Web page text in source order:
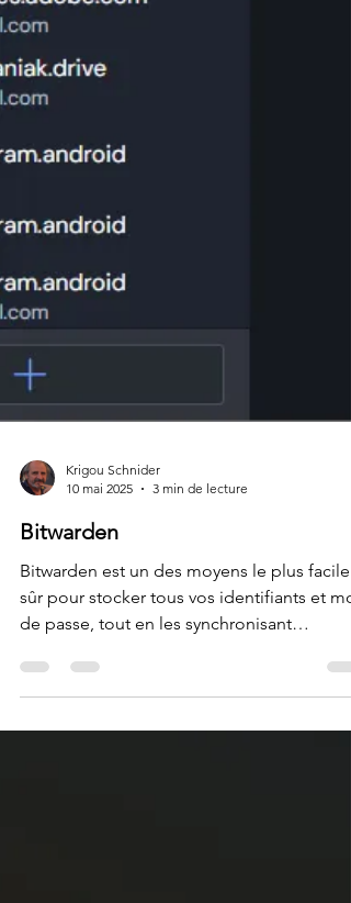
Krigou Schnider
10 mai 2025
Bitwarden
Bitwarden est un des moyens le plus facile
de passe, tout en les synchronisant
facilement entre tous vos appareils. Le vol
de mot de passe est un problème sérieux.